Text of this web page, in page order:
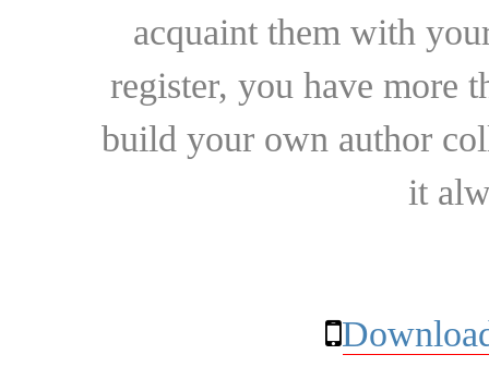
acquaint them with
register, you have more
build your own author
it